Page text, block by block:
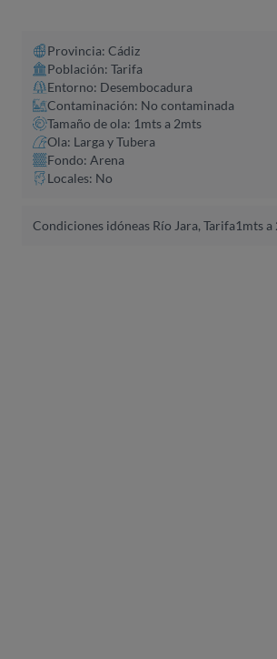
Provincia: Cádiz
Población: Tarifa
Entorno: Desembocadura
Contaminación: No contaminada
Tamaño de ola: 1mts a 2mts
Ola: Larga y Tubera
Fondo: Arena
Locales: No
Condiciones idóneas Río Jara, Tarifa1mts a